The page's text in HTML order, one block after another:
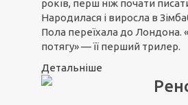
років, перш ніж почати
Народилася і виросла в
Пола переїхала до Лондона.
потягу» — її перший трилер.
Детальніше